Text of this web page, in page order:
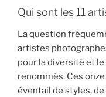
Qui sont les 11
La question
artistes
pour la diversité et
renommés. Ces
éventail de styles,